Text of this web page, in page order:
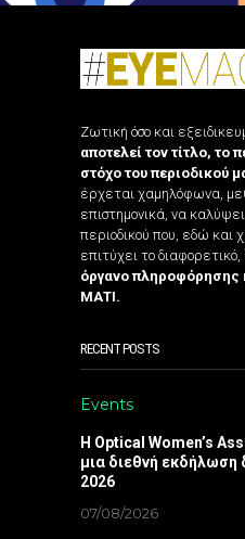
Ζωτική όσο και
αποτελεί τον τίτλο, το
στόχο του περιοδικού
έρχεται χαμηλόφωνα,
επιστημονικά, να
περιοδικού που, εδώ και
επιτύχει το
όργανο πληροφόρησης
ΜΑΤΙ.
RECENT POSTS
Events
Η Optical Women’s
μια διεθνή εκδήλωση
2026
07/08/2026